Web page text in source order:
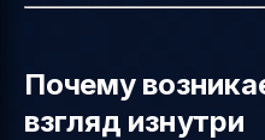
Почему
взгляд изнутри